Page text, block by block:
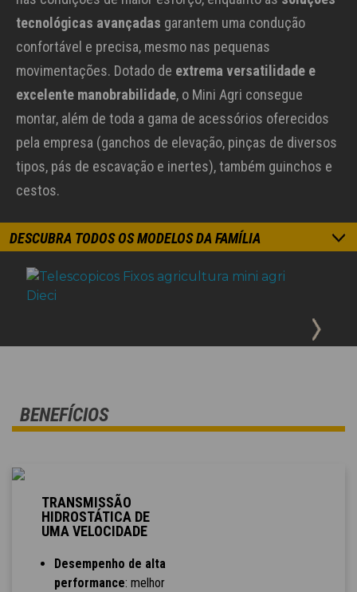
tecnológicas avançadas garantem uma condução
confortável e precisa, mesmo nas pequenas
movimentações. Dotado de extrema versatilidade e
excelente manobrabilidade, o Mini Agri consegue
montar, além de toda a gama de acessórios oferecidos
pela empresa (ganchos de elevação, pinças de diversos
tipos, pás de escavação e inertes), também guinchos e
cestos.
DESCUBRA TODOS OS MODELOS DA FAMÍLIA
BENEFÍCIOS
TRANSMISSÃO
HIDROSTÁTICA DE
UMA VELOCIDADE
Desempenho de alta
performance: melhor